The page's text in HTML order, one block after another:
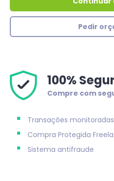
Pedir
100%
Compre com
Transações monitoradas
Compra Protegida
Sistema antifraude